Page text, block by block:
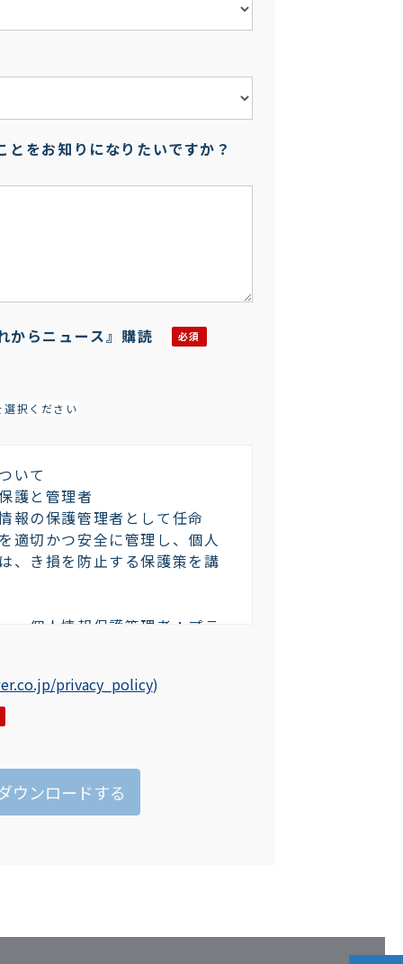
とをお知りになりたいですか？
からニュース』購読
択ください
いて
護と管理者
報の保護管理者として任命
適切かつ安全に管理し、個人
、き損を防止する保護策を講
個人情報保護管理者：プラ
：03-5294-5015
報を弊社に提供されるか否か
ビスが提供できない場合があ
ください。
したお客様の個人情報は、次
privacy_policy)